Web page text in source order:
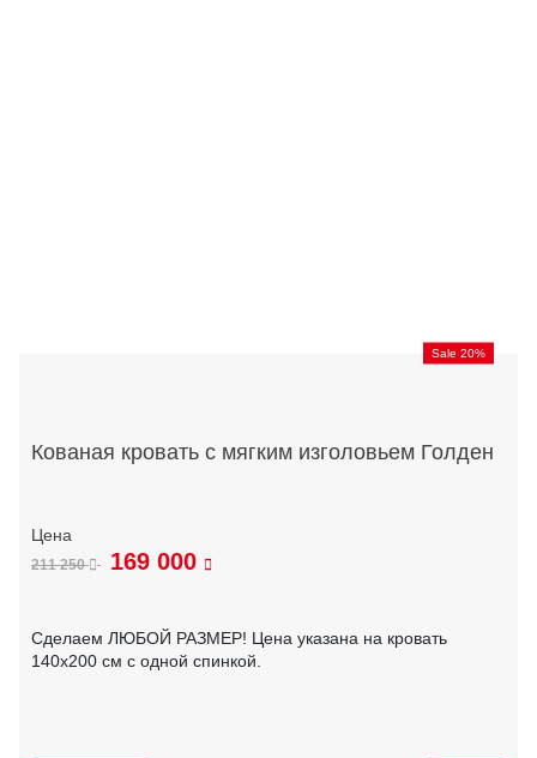
Sale 20%
Кованая кровать с мягким изголовьем Голден
211 250 169 000
Сделаем ЛЮБОЙ РАЗМЕР! Цена указана на кровать
140х200 см с одной спинкой.